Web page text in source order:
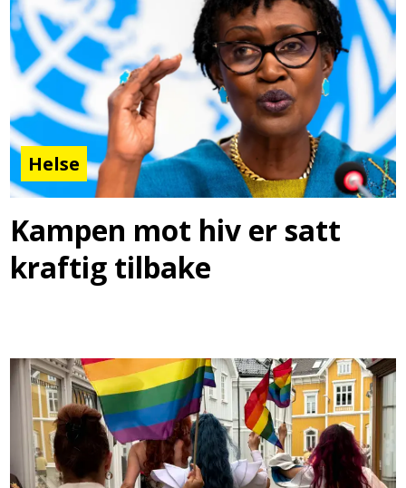
Helse
Kampen mot hiv er satt
kraftig tilbake